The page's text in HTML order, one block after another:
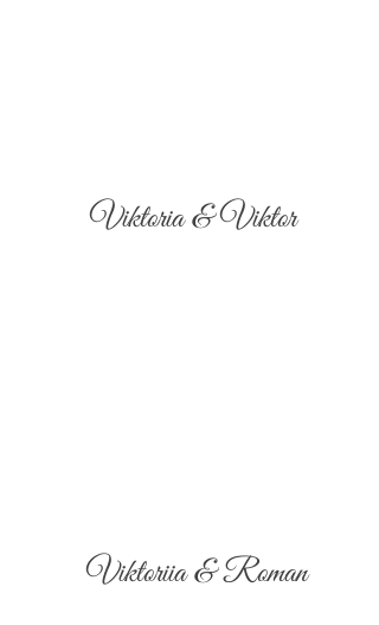
Viktoria & Viktor
Viktoriia & Roman